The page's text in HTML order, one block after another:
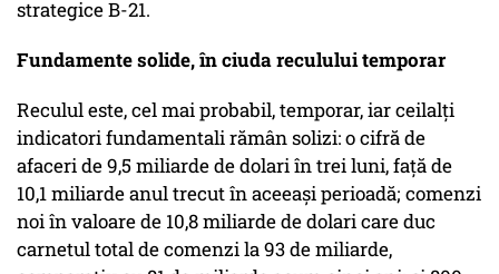
strategice B-21.
Fundamente solide, în ciuda reculului temporar
Reculul este, cel mai probabil, temporar, iar ceilalți
indicatori fundamentali rămân solizi: o cifră de
afaceri de 9,5 miliarde de dolari în trei luni, față de
10,1 miliarde anul trecut în aceeași perioadă; comenzi
noi în valoare de 10,8 miliarde de dolari care duc
carnetul total de comenzi la 93 de miliarde,